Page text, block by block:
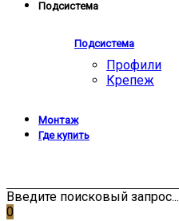
Подсистема
Подсистема
Профили
Крепеж
Монтаж
Где купить
Введите поисковый запрос...
0